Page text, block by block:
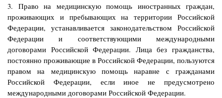
3. Право на медицинскую помощь иностранных граждан,
проживающих и пребывающих на территории Российской
Федерации, устанавливается законодательством Российской
Федерации и соответствующими международными
договорами Российской Федерации. Лица без гражданства,
постоянно проживающие в Российской Федерации, пользуются
правом на медицинскую помощь наравне с гражданами
Российской Федерации, если иное не предусмотрено
международными договорами Российской Федерации.